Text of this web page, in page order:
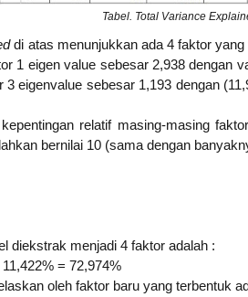
Tabel. Total Variance
di atas menunjukkan ada 4 faktor
1 eigen value sebesar 2,938 dengan
eigenvalue sebesar 1,193 dengan
relatif masing-masing
bernilai 10 (sama dengan
diekstrak menjadi 4 faktor adalah :
= 72,974%
oleh faktor baru yang terbentuk